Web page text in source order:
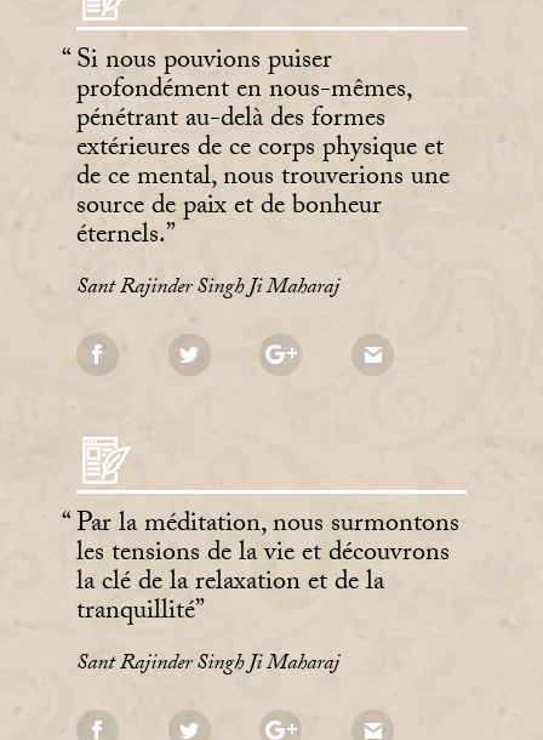
Si nous pouvions puiser
profondément en nous-mêmes,
pénétrant au-delà des formes
extérieures de ce corps physique et
de ce mental, nous trouverions une
source de paix et de bonheur
éternels.
Sant Rajinder Singh Ji Maharaj
Par la méditation, nous surmontons
les tensions de la vie et découvrons
la clé de la relaxation et de la
tranquillité
Sant Rajinder Singh Ji Maharaj